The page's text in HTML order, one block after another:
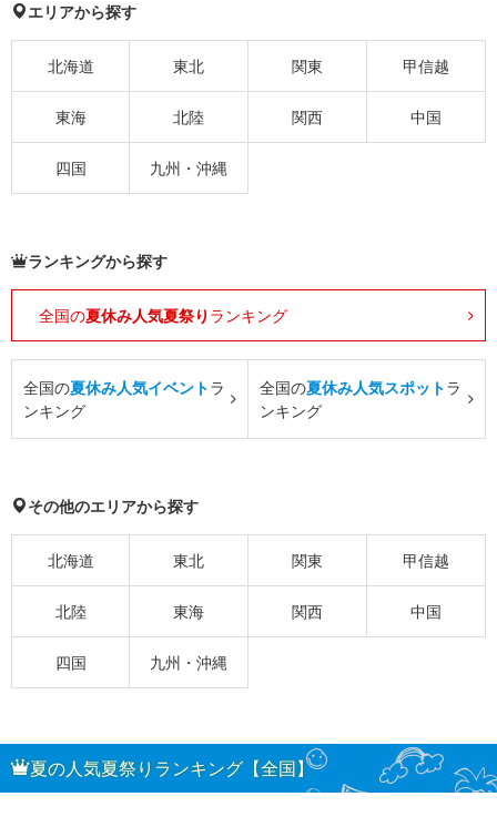
エリアから探す
北海道 東北 関東 甲信越
東海 北陸 関西 中国
四国 九州・沖縄
ランキングから探す
全国の夏休み人気夏祭り ランキング
全国の夏休み人気イベントラ
ンキング
全国の夏休み人気スポットラ
ンキング
その他のエリアから探す
北海道 東北 関東 甲信越
北陸 東海 関西 中国
四国 九州・沖縄
夏の人気夏祭りランキング【全国】